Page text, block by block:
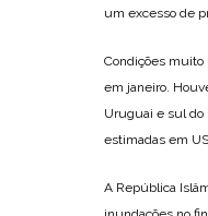
um excesso de
Condições muito
em janeiro.
Uruguai e sul do
estimadas em
A República